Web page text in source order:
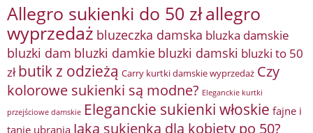
Allegro sukienki do 50 złallegro
wyprzedaż bluzeczka damska bluzka damskie
bluzki dam bluzki damkie bluzki damski bluzki to 50
zł butik z odzieżą Carry kurtki damskie wyprzedaż Czy
kolorowe sukienki są modne? Eleganckie kurtki
przejściowe damskie Eleganckie sukienki włoskie fajne i
tanie ubrania Jaka sukienka dla kobiety po 50?